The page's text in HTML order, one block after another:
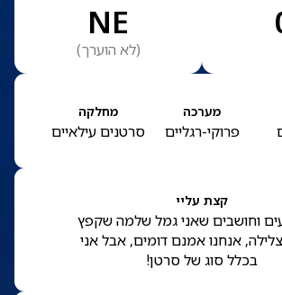
NE
(לא הוערך)
מערכה
פרוקי-רגליים
מחלקה
סרטנים עילאיים
קצת עליי
וחושבים שאני גמל שלמה שקפץ
אנחנו אמנם דומים, אבל אני
בכלל סוג של סרטן!